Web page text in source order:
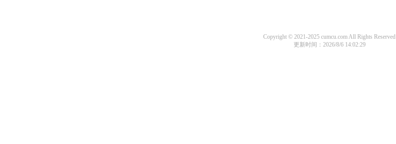
Copyright © 2021-2025 cumcu.com All Rights Reserved
更新时间：2026/8/6 14:02:29